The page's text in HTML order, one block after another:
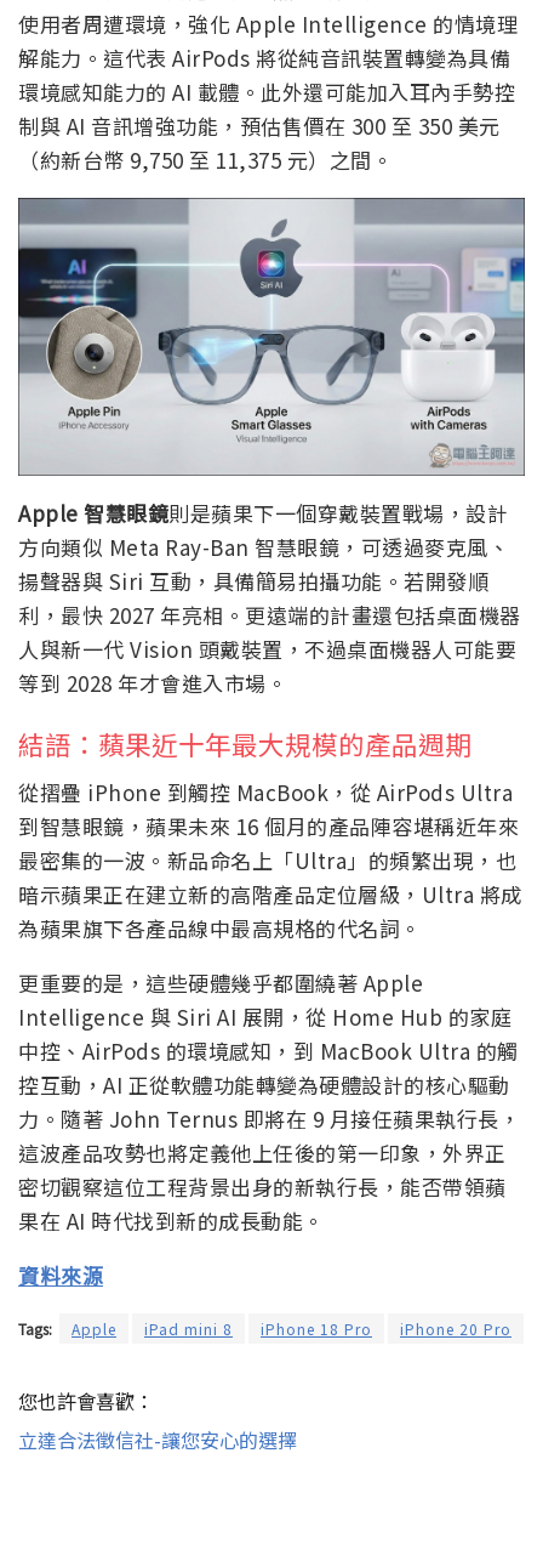
使用者周遭環境，強化 Apple Intelligence 的情境理
解能力。這代表 AirPods 將從純音訊裝置轉變為具備
環境感知能力的 AI 載體。此外還可能加入耳內手勢控
制與 AI 音訊增強功能，預估售價在 300 至 350 美元
（約新台幣 9,750 至 11,375 元）之間。
Apple 智慧眼鏡則是蘋果下一個穿戴裝置戰場，設計
方向類似 Meta Ray-Ban 智慧眼鏡，可透過麥克風、
揚聲器與 Siri 互動，具備簡易拍攝功能。若開發順
利，最快 2027 年亮相。更遠端的計畫還包括桌面機器
人與新一代 Vision 頭戴裝置，不過桌面機器人可能要
等到 2028 年才會進入市場。
結語：蘋果近十年最大規模的產品週期
從摺疊 iPhone 到觸控 MacBook，從 AirPods Ultra
到智慧眼鏡，蘋果未來 16 個月的產品陣容堪稱近年來
最密集的一波。新品命名上「Ultra」的頻繁出現，也
暗示蘋果正在建立新的高階產品定位層級，Ultra 將成
為蘋果旗下各產品線中最高規格的代名詞。
更重要的是，這些硬體幾乎都圍繞著 Apple
Intelligence 與 Siri AI 展開，從 Home Hub 的家庭
中控、AirPods 的環境感知，到 MacBook Ultra 的觸
控互動，AI 正從軟體功能轉變為硬體設計的核心驅動
力。隨著 John Ternus 即將在 9 月接任蘋果執行長，
這波產品攻勢也將定義他上任後的第一印象，外界正
密切觀察這位工程背景出身的新執行長，能否帶領蘋
果在 AI 時代找到新的成長動能。
資料來源
Tags: Apple iPad mini 8 iPhone 18 Pro iPhone 20 Pro
您也許會喜歡：
立達合法徵信社-讓您安心的選擇